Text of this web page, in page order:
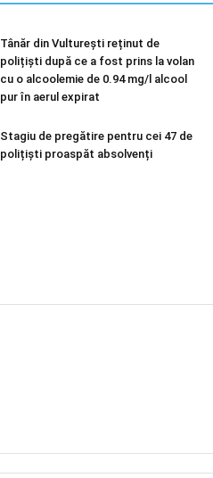
Tânăr din Vulturești reținut de
polițiști după ce a fost prins la volan
cu o alcoolemie de 0.94 mg/l alcool
pur în aerul expirat
Stagiu de pregătire pentru cei 47 de
polițiști proaspăt absolvenți